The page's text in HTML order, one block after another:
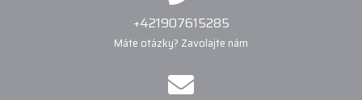
+421907615285
Máte otázky? Zavolajte nám